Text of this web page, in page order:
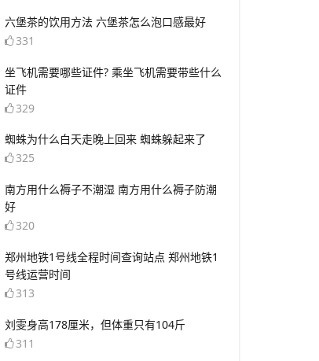
​六堡茶的饮用方法 六堡茶怎么泡口感最好
331
​坐飞机需要哪些证件? 乘坐飞机需要带些什么
证件
329
​蜘蛛为什么白天走晚上回来 蜘蛛躲起来了
325
​南方用什么褥子不潮湿 南方用什么褥子防潮
好
320
​郑州地铁1号线全程时间查询站点 郑州地铁1
号线运营时间
313
​刘雯身高178厘米，但体重只有104斤
311